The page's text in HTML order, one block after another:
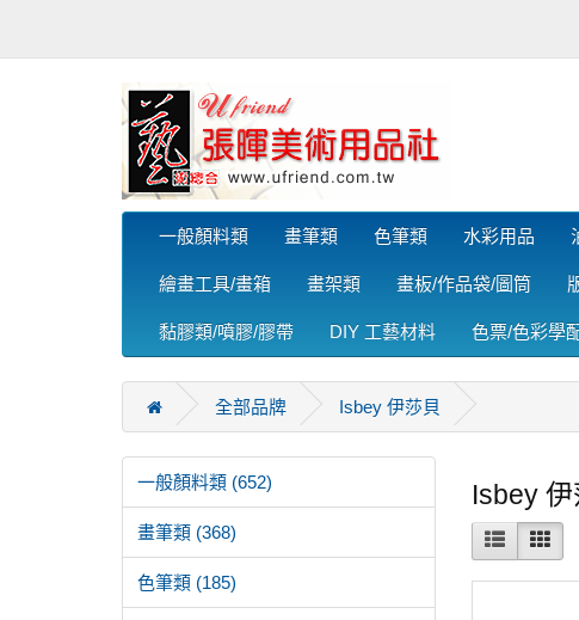
一般顏料類 畫筆類 色筆類 水彩用品
繪畫工具/畫箱 畫架類 畫板/作品袋/圖筒
黏膠類/噴膠/膠帶 DIY 工藝材料 色票/色彩學
全部品牌 Isbey 伊莎貝
一般顏料類 (652)
畫筆類 (368)
色筆類 (185)
Isbey 伊